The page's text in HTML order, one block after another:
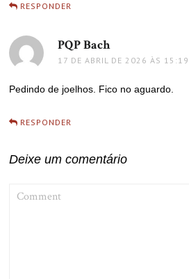
RESPONDER
PQP Bachdisse:
17 DE ABRIL DE 2026 ÀS 15:19
Pedindo de joelhos. Fico no aguardo.
RESPONDER
Deixe um comentário